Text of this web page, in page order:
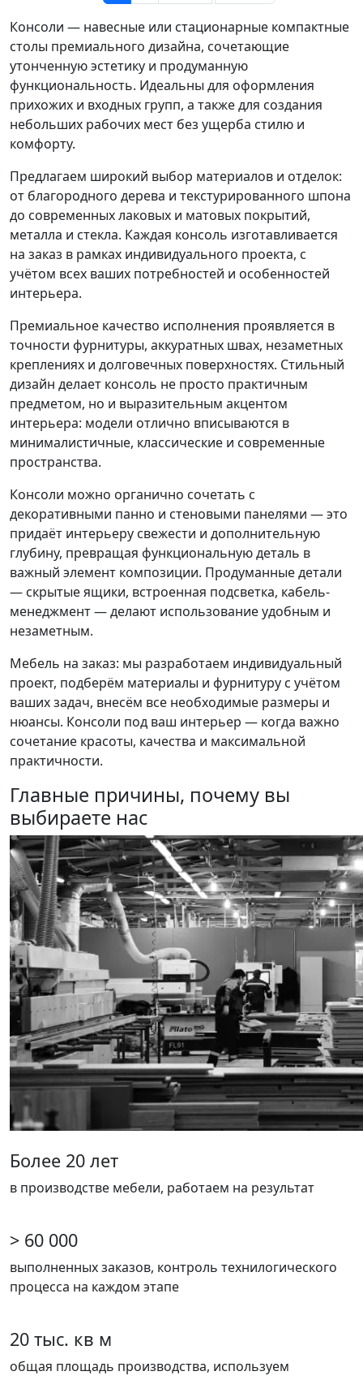
Консоли — навесные или стационарные компактные
столы премиального дизайна, сочетающие
утонченную эстетику и продуманную
функциональность. Идеальны для оформления
прихожих и входных групп, а также для создания
небольших рабочих мест без ущерба стилю и
комфорту.
Предлагаем широкий выбор материалов и отделок:
от благородного дерева и текстурированного шпона
до современных лаковых и матовых покрытий,
металла и стекла. Каждая консоль изготавливается
на заказ в рамках индивидуального проекта, с
учётом всех ваших потребностей и особенностей
интерьера.
Премиальное качество исполнения проявляется в
точности фурнитуры, аккуратных швах, незаметных
креплениях и долговечных поверхностях. Стильный
дизайн делает консоль не просто практичным
предметом, но и выразительным акцентом
интерьера: модели отлично вписываются в
минималистичные, классические и современные
пространства.
Консоли можно органично сочетать с
декоративными панно и стеновыми панелями — это
придаёт интерьеру свежести и дополнительную
глубину, превращая функциональную деталь в
важный элемент композиции. Продуманные детали
— скрытые ящики, встроенная подсветка, кабель-
менеджмент — делают использование удобным и
незаметным.
Мебель на заказ: мы разработаем индивидуальный
проект, подберём материалы и фурнитуру с учётом
ваших задач, внесём все необходимые размеры и
нюансы. Консоли под ваш интерьер — когда важно
сочетание красоты, качества и максимальной
практичности.
Главные причины, почему вы
выбираете нас
Более 20 лет
в производстве мебели, работаем на результат
> 60 000
выполненных заказов, контроль технилогического
процесса на каждом этапе
20 тыс. кв м
общая площадь производства, используем